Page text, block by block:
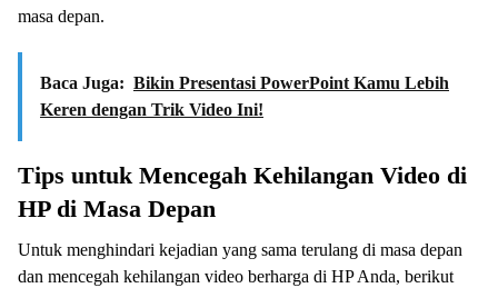
masa depan.
Baca Juga: Bikin Presentasi PowerPoint Kamu Lebih
Keren dengan Trik Video Ini!
Tips untuk Mencegah Kehilangan Video di
HP di Masa Depan
Untuk menghindari kejadian yang sama terulang di masa depan
dan mencegah kehilangan video berharga di HP Anda, berikut